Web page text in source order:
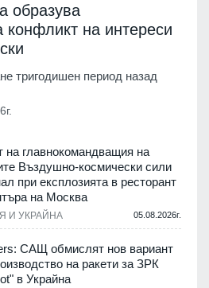
образува
конфликт на интереси
тригодишен период назад
на главнокомандващия на
Въздушно-космически сили
при експлозията в ресторант
на Москва
И УКРАЙНА 05.08.2026г.
САЩ обмислят нов вариант
на ракети за ЗРК
в Украйна